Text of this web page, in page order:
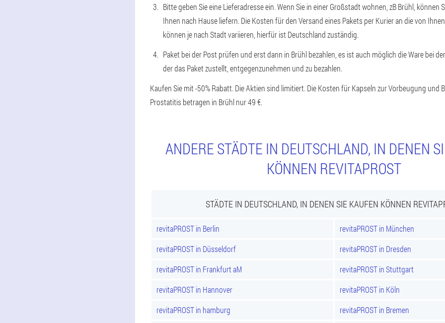
Bitte geben Sie eine Lieferadresse ein. Wenn Sie in einer Großstadt wohnen, zB Brühl, können
Ihnen nach Hause liefern. Die Kosten für den Versand eines Pakets per Kurier an die von
können je nach Stadt variieren, hierfür ist Deutschland zuständig.
Paket bei der Post prüfen und erst dann in Brühl bezahlen, es ist auch möglich die Ware bei
der das Paket zustellt, entgegenzunehmen und zu bezahlen.
Kaufen Sie mit -50% Rabatt. Die Aktien sind limitiert. Die Kosten für Kapseln zur Vorbeugung und
Prostatitis betragen in Brühl nur 49 €.
ANDERE STÄDTE IN DEUTSCHLAND, IN DENEN
KÖNNEN REVITAPROST
STÄDTE IN DEUTSCHLAND, IN DENEN SIE KAUFEN KÖNNEN
revitaPROST in Berlin
revitaPROST in München
revitaPROST in Düsseldorf
revitaPROST in Dresden
revitaPROST in Frankfurt aM
revitaPROST in Stuttgart
revitaPROST in Hannover
revitaPROST in Köln
revitaPROST in hamburg
revitaPROST in Bremen